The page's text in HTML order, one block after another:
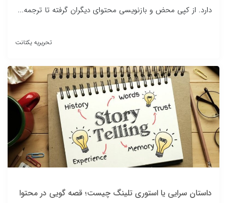
دارد. از کپی محض و بازنویسی محتوای دیگران گرفته تا ترجمه...
تحریریه یکتانت
داستان سرایی یا استوری تلینگ چیست؛ قصه گویی در محتوا